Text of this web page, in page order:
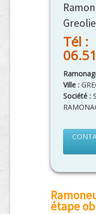
Tél :
Ville :
Société :
étape